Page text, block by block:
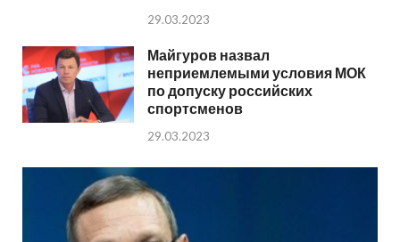
29.03.2023
Майгуров назвал
неприемлемыми условия МОК
по допуску российских
спортсменов
29.03.2023